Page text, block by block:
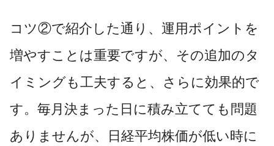
コツ②で紹介した通り、運用ポイントを
増やすことは重要ですが、その追加のタ
イミングも工夫すると、さらに効果的で
す。毎月決まった日に積み立てても問題
ありませんが、日経平均株価が低い時に